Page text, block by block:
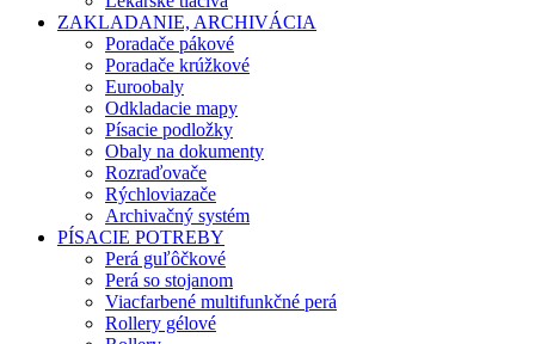
ZAKLADANIE, ARCHIVÁCIA
Poradače pákové
Poradače krúžkové
Euroobaly
Odkladacie mapy
Písacie podložky
Obaly na dokumenty
Rozraďovače
Rýchloviazače
Archivačný systém
PÍSACIE POTREBY
Perá guľôčkové
Perá so stojanom
Viacfarbené multifunkčné perá
Rollery gélové